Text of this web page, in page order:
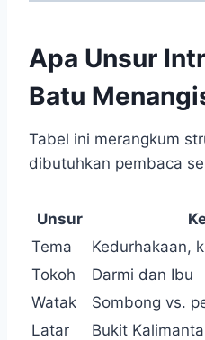
Apa Unsur
Batu
Tabel ini merangkum
dibutuhkan pembaca
Unsur
Tema
Kedurhakaan,
Tokoh
Darmi dan Ibu
Watak
Sombong vs.
Latar
Bukit